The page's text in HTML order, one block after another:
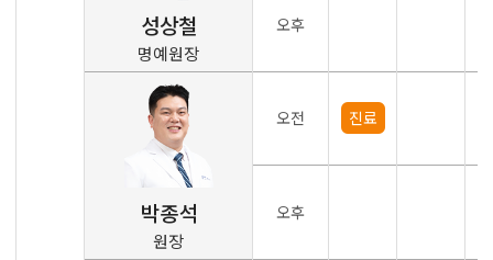
성상철
명예원장
오후
박종석
원장
오전 진료
오후